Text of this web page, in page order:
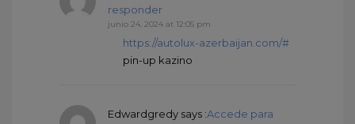
responder
junio 24, 2024 at 12:05 pm
https://autolux-azerbaijan.com/#
pin-up kazino
Edwardgredy says :Accede para